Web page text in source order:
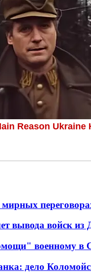
мирных
вывода войск из
военному в
дело